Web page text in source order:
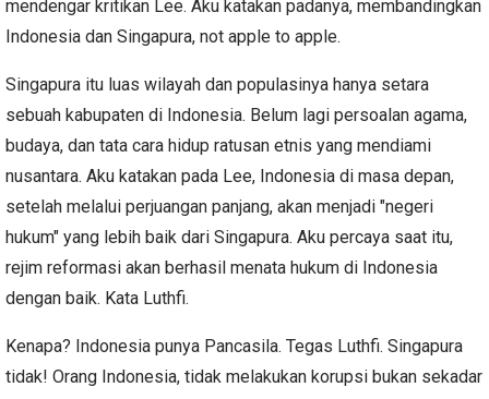
mendengar kritikan Lee. Aku katakan padanya, membandingkan
Indonesia dan Singapura, not apple to apple.
Singapura itu luas wilayah dan populasinya hanya setara
sebuah kabupaten di Indonesia. Belum lagi persoalan agama,
budaya, dan tata cara hidup ratusan etnis yang mendiami
nusantara. Aku katakan pada Lee, Indonesia di masa depan,
setelah melalui perjuangan panjang, akan menjadi "negeri
hukum" yang lebih baik dari Singapura. Aku percaya saat itu,
rejim reformasi akan berhasil menata hukum di Indonesia
dengan baik. Kata Luthfi.
Kenapa? Indonesia punya Pancasila. Tegas Luthfi. Singapura
tidak! Orang Indonesia, tidak melakukan korupsi bukan sekadar